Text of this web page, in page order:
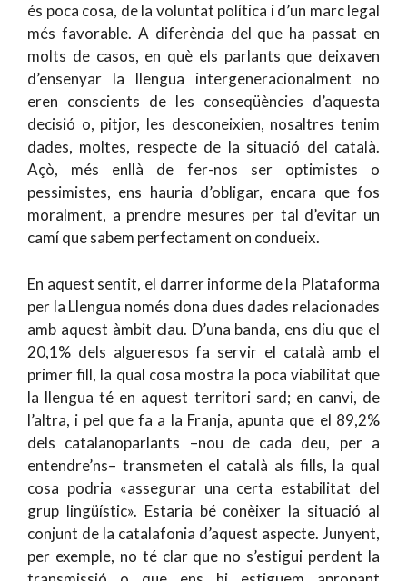
és poca cosa, de la voluntat política i d’un marc legal
més favorable. A diferència del que ha passat en
molts de casos, en què els parlants que deixaven
d’ensenyar la llengua intergeneracionalment no
eren conscients de les conseqüències d’aquesta
decisió o, pitjor, les desconeixien, nosaltres tenim
dades, moltes, respecte de la situació del català.
Açò, més enllà de fer-nos ser optimistes o
pessimistes, ens hauria d’obligar, encara que fos
moralment, a prendre mesures per tal d’evitar un
camí que sabem perfectament on condueix.
En aquest sentit, el darrer informe de la Plataforma
per la Llengua només dona dues dades relacionades
amb aquest àmbit clau. D’una banda, ens diu que el
20,1% dels algueresos fa servir el català amb el
primer fill, la qual cosa mostra la poca viabilitat que
la llengua té en aquest territori sard; en canvi, de
l’altra, i pel que fa a la Franja, apunta que el 89,2%
dels catalanoparlants –nou de cada deu, per a
entendre’ns– transmeten el català als fills, la qual
cosa podria «assegurar una certa estabilitat del
grup lingüístic». Estaria bé conèixer la situació al
conjunt de la catalafonia d’aquest aspecte. Junyent,
per exemple, no té clar que no s’estigui perdent la